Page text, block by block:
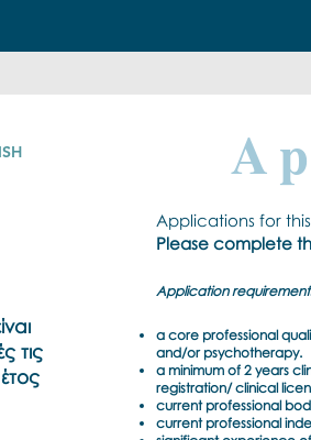
τις
Applications for
Please complete
Application
a core professional
and/or psychotherapy.
a minimum of 2 years
registration/ clinical
current professional
current professional